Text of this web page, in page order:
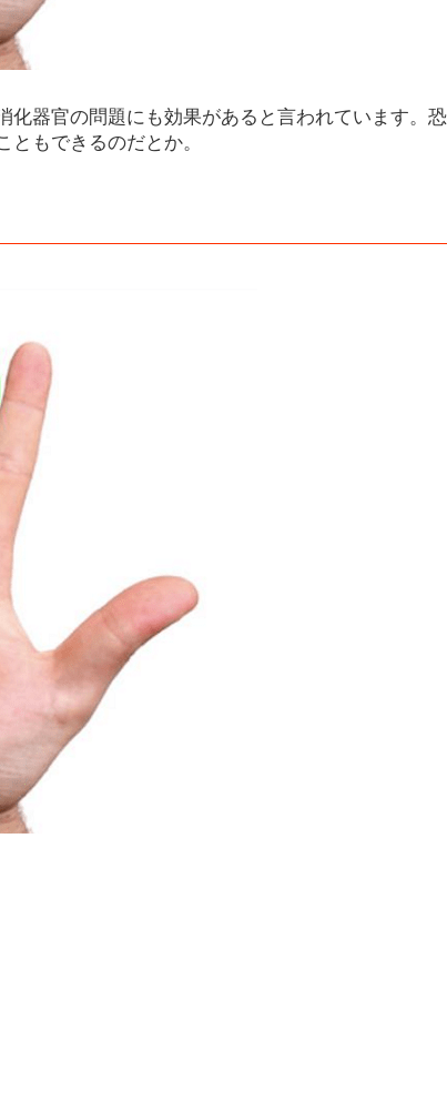
器官の問題にも効果があると言われています。恐
もできるのだとか。